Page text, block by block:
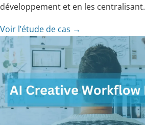
développement et en les centralisant.
Voir l’étude de cas →